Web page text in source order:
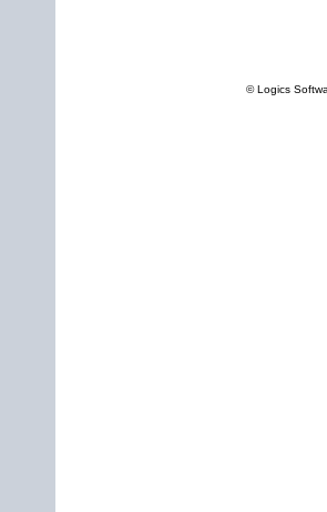
© Logics